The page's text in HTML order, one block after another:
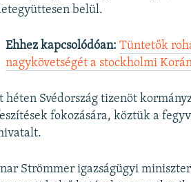
belül.
Ehhez kapcsolódóan: Tüntetők
nagykövetségét a stockholmi
héten Svédország tizenöt
fokozására, köztük a
Strömmer igazságügyi